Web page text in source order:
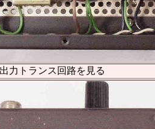
力トランス回路を見る